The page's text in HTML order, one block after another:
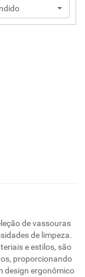
de vassouras
de limpeza.
e estilos, são
proporcionando
design ergonômico